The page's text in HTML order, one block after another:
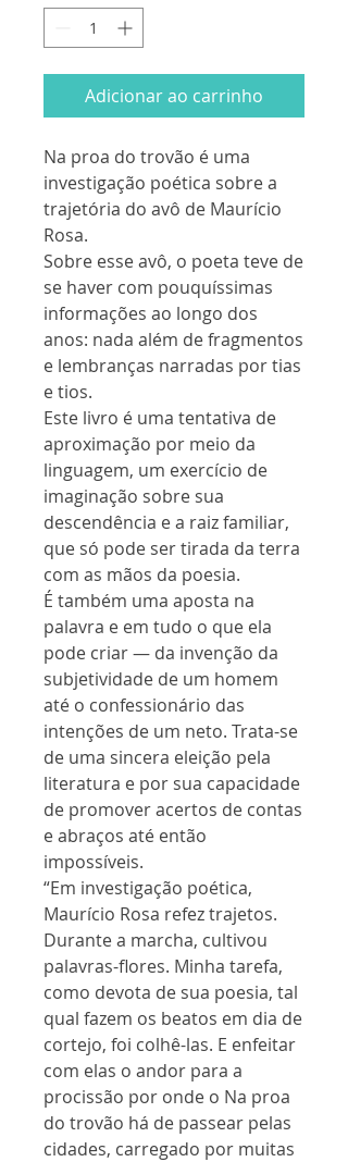
Adicionar ao carrinho
Na proa do trovão é uma
investigação poética sobre a
trajetória do avô de Maurício
Rosa.
Sobre esse avô, o poeta teve de
se haver com pouquíssimas
informações ao longo dos
anos: nada além de fragmentos
e lembranças narradas por tias
e tios.
Este livro é uma tentativa de
aproximação por meio da
linguagem, um exercício de
imaginação sobre sua
descendência e a raiz familiar,
que só pode ser tirada da terra
com as mãos da poesia.
É também uma aposta na
palavra e em tudo o que ela
pode criar — da invenção da
subjetividade de um homem
até o confessionário das
intenções de um neto. Trata-se
de uma sincera eleição pela
literatura e por sua capacidade
de promover acertos de contas
e abraços até então
impossíveis.
“Em investigação poética,
Maurício Rosa refez trajetos.
Durante a marcha, cultivou
palavras-flores. Minha tarefa,
como devota de sua poesia, tal
qual fazem os beatos em dia de
cortejo, foi colhê-las. E enfeitar
com elas o andor para a
procissão por onde o Na proa
do trovão há de passear pelas
cidades, carregado por muitas